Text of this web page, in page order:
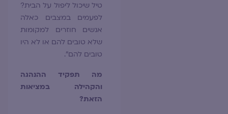
טיל שיכול ליפול על הבית?
לפעמים במצבים כאלה
אנשים חוזרים למקומות
שלא טובים להם או לא היו
טובים להם".
מה תפקיד ההנהגה
והקהילה במציאות
הזאת?